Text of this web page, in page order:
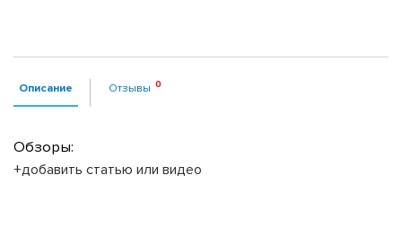
Описание Отзывы
Обзоры:
+добавить статью или видео